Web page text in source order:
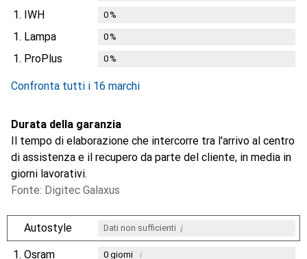
1. IWH 0%
1. Lampa 0%
1. ProPlus 0%
Confronta tutti i 16 marchi
Durata della garanzia
Il tempo di elaborazione che intercorre tra l'arrivo al centro
di assistenza e il recupero da parte del cliente, in media in
giorni lavorativi.
Fonte: Digitec Galaxus
Autostyle Dati non sufficienti i
1. Osram 0giorni i